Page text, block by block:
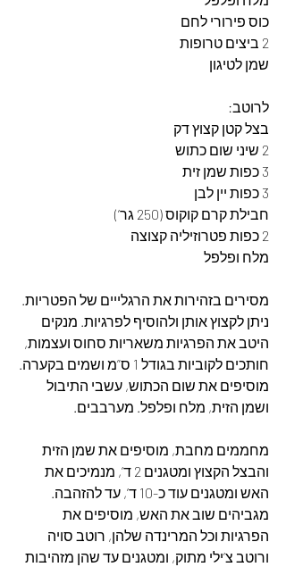
כוס פירורי לחם
2 ביצים טרופות
שמן לטיגון
לרוטב:
בצל קטן קצוץ דק
2 שיני שום כתוש
3 כפות שמן זית
3 כפות יין לבן
חבילת קרם קוקוס (250 גר’)
2 כפות פטרוזיליה קצוצה
מלח ופלפל
מסירים בזהירות את הרגלייים של הפטריות.
ניתן לקצוץ אותן ולהוסיף לפרגיות. מנקים
היטב את הפרגיות משאריות סחוס ועצמות,
חותכים לקוביות בגודל 1 ס”מ ושמים בקערה.
מוסיפים את שום הכתוש, עשבי התיבול
ושמן הזית, מלח ופלפל. מערבבים.
מחממים מחבת, מוסיפים את שמן הזית
והבצל הקצוץ ומטגנים 2 ד’, מנמיכים את
האש ומטגנים עוד כ-10 ד’, עד להזהבה.
מגביהים שוב את האש, מוסיפים את
הפרגיות וכל המרינדה שלהן, רוטב סויה
ורוטב צ’ילי מתוק, ומטגנים עד שהן מזהיבות